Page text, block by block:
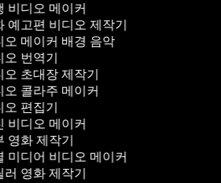
비디오 메이커
예고편 비디오 제작기
메이커 배경 음악
번역기
초대장 제작기
콜라주 메이커
편집기
비디오 메이커
영화 제작기
미디어 비디오 메이커
영화 제작기